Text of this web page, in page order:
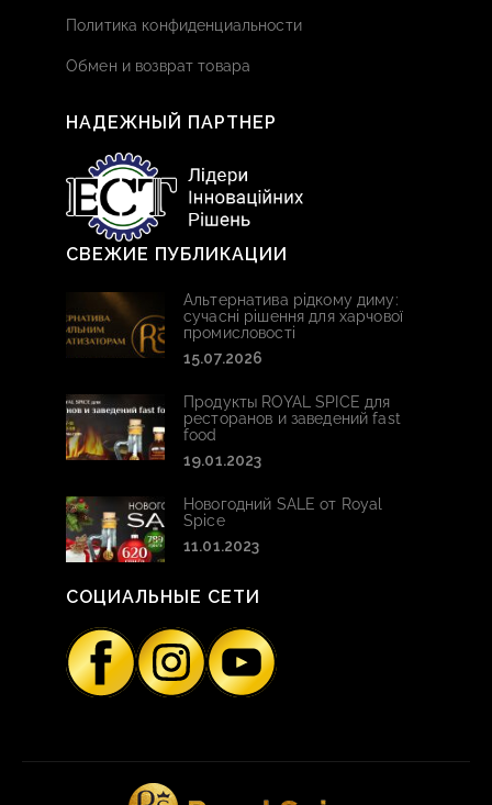
Политика конфиденциальности
Обмен и возврат товара
НАДЕЖНЫЙ ПАРТНЕР
СВЕЖИЕ ПУБЛИКАЦИИ
Альтернатива рідкому диму:
сучасні рішення для харчової
промисловості
15.07.2026
Продукты ROYAL SPICE для
ресторанов и заведений fast
food
19.01.2023
Новогодний SALE от Royal
Spice
11.01.2023
СОЦИАЛЬНЫЕ СЕТИ